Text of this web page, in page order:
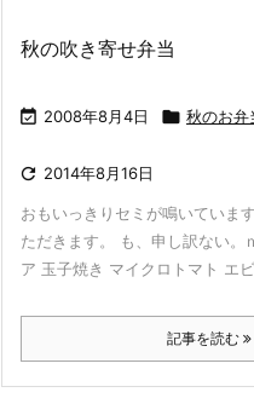
秋の吹き寄せ弁当
 2008年8月4日  秋のお弁
 2014年8月16日
おもいっきりセミが鳴いていま
ただきます。 も、申し訳ない。
ア 玉子焼き マイクロトマト エ
記事を読む